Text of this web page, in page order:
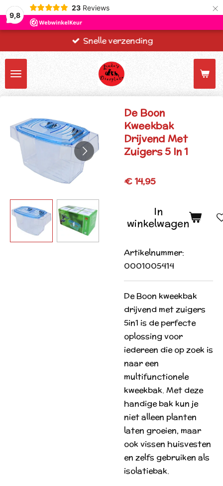
9,8
23 Reviews ×
Snelle verzending
De Boon
Kweekbak
Drijvend Met
Zuigers 5 In 1
€ 14,95
In
winkelwagen
Artikelnummer:
0001005414
De Boon kweekbak
drijvend met zuigers
5in1 is de perfecte
oplossing voor
iedereen die op zoek is
naar een
multifunctionele
kweekbak. Met deze
handige bak kun je
niet alleen planten
laten groeien, maar
ook vissen huisvesten
en zelfs gebruiken als
isolatiebak.